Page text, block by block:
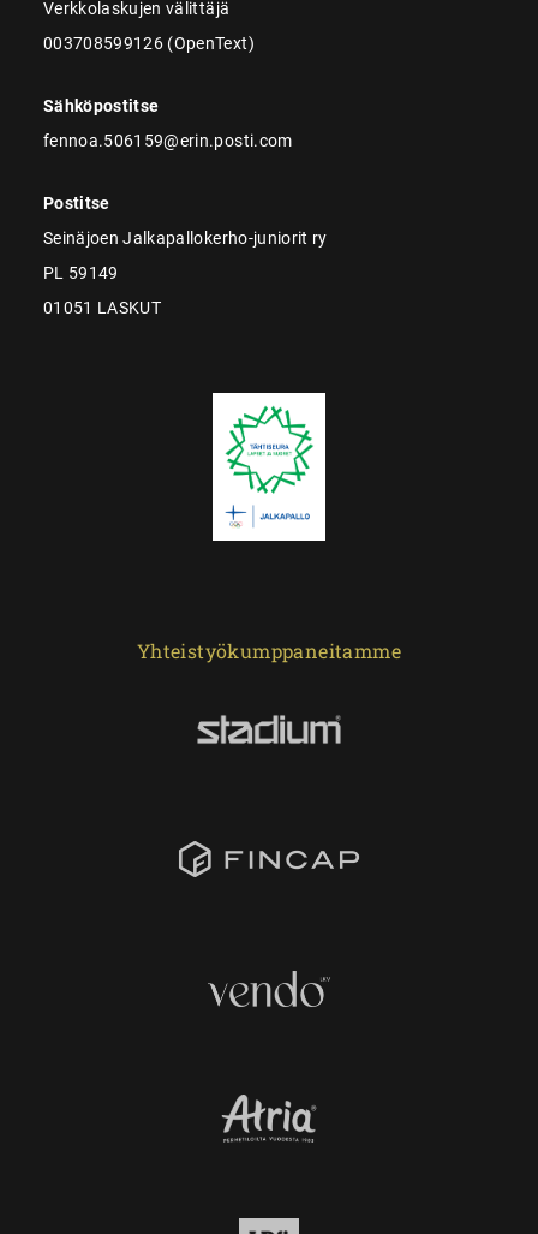
Verkkolaskujen välittäjä
003708599126 (OpenText)
Sähköpostitse
fennoa.506159@erin.posti.com
Postitse
Seinäjoen Jalkapallokerho-juniorit ry
PL 59149
01051 LASKUT
Yhteistyökumppaneitamme